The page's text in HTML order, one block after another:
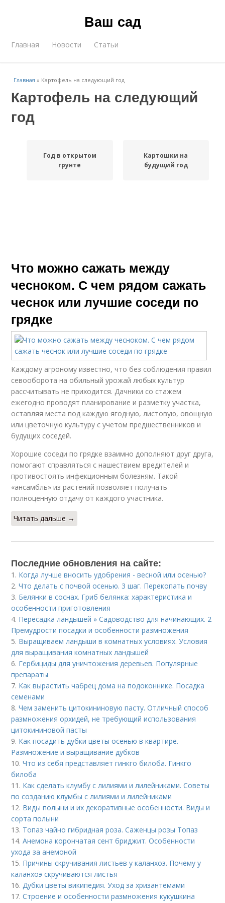
Ваш сад
Главная Новости Статьи
Главная » Картофель на следующий год
Картофель на следующий
год
Год в открытом
грунте
Картошки на
будущий год
Что можно сажать между
чесноком. С чем рядом сажать
чеснок или лучшие соседи по
грядке
Каждому агроному известно, что без соблюдения правил
севооборота на обильный урожай любых культур
рассчитывать не приходится. Дачники со стажем
ежегодно проводят планирование и разметку участка,
оставляя места под каждую ягодную, листовую, овощную
или цветочную культуру с учетом предшественников и
будущих соседей.
Хорошие соседи по грядке взаимно дополняют друг друга,
помогают справляться с нашествием вредителей и
противостоять инфекционным болезням. Такой
«ансамбль» из растений позволяет получать
полноценную отдачу от каждого участника.
Читать дальше →
Последние обновления на сайте:
1. Когда лучше вносить удобрения - весной или осенью?
2.Что делать с почвой осенью. 3 шаг. Перекопать почву
3. Белянки в соснах. Гриб белянка: характеристика и
особенности приготовления
4. Пересадка ландышей » Садоводство для начинающих. 2
Премудрости посадки и особенности размножения
5. Выращиваем ландыши в комнатных условиях. Условия
для выращивания комнатных ландышей
6. Гербициды для уничтожения деревьев. Популярные
препараты
7. Как вырастить чабрец дома на подоконнике. Посадка
семенами
8.Чем заменить цитокининовую пасту. Отличный способ
размножения орхидей, не требующий использования
цитокининовой пасты
9. Как посадить дубки цветы осенью в квартире.
Размножение и выращивание дубков
10.Что из себя представляет гинкго билоба. Гинкго
билоба
11. Как сделать клумбу с лилиями и лилейниками. Советы
по созданию клумбы с лилиями и лилейниками
12. Виды полыни и их декоративные особенности. Виды и
сорта полыни
13. Топаз чайно гибридная роза. Саженцы розы Топаз
14.Анемона корончатая сент бриджит. Особенности
ухода за анемоной
15. Причины скручивания листьев у каланхоэ. Почему у
каланхоэ скручиваются листья
16.Дубки цветы википедия. Уход за хризантемами
17.Строение и особенности размножения кукушкина